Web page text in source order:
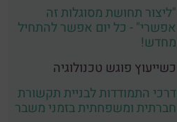
"ליצור תחושת מסוגלות זה
אפשרי" - כל יום אפשר להתחיל
מחדש!
כשייעוץ פוגש טכנולוגיה
דרכי התמודדות לבניית תקשורת
חברתית ומשפחתית בזמני משבר